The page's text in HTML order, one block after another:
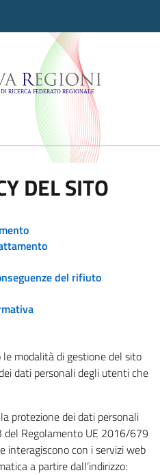
-
DEL SITO
del rifiuto
modalità di gestione del sito
dati personali degli utenti che
protezione dei dati personali
del Regolamento UE 2016/679
interagiscono con i servizi web
a partire dall’indirizzo: